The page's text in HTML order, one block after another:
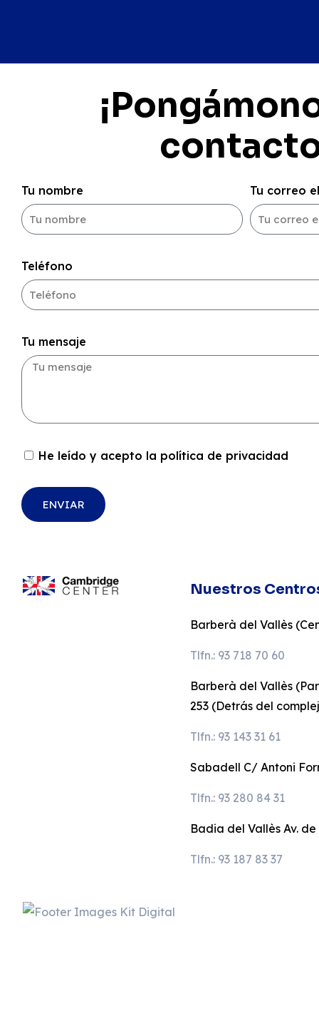
Tu nombre Tu correo
Teléfono
Tu mensaje
He leído y acepto la política de privacidad
ENVIAR
Nuestros
Barberà del Vallès
Tlfn.: 93 718 70 60
Barberà del Vallès
253 (Detrás del
Tlfn.: 93 143 31 61
Sabadell C/ Antoni
Tlfn.: 93 280 84 31
Badia del Vallès Av. de
Tlfn.: 93 187 83 37